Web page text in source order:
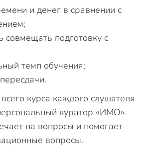
и денег в сравнении с
совмещать подготовку с
темп обучения;
курса каждого слушателя
куратор «ИМО».
на вопросы и помогает
вопросы.